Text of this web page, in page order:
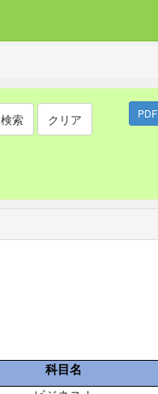
検索 クリア PDF
科目名